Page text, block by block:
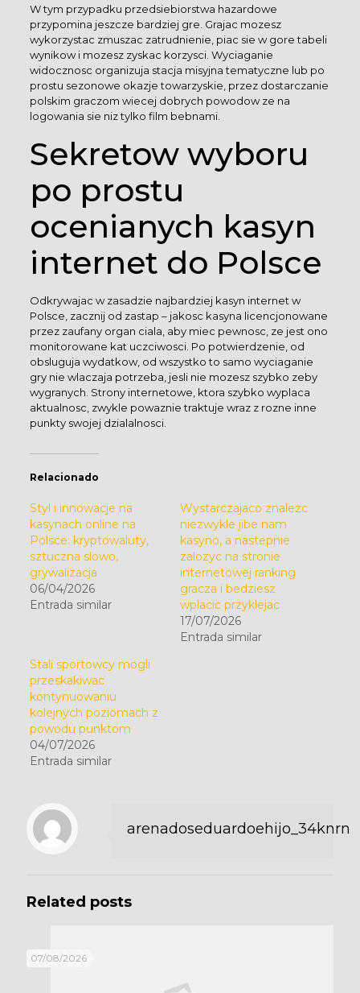
W tym przypadku przedsiebiorstwa hazardowe
przypomina jeszcze bardziej gre. Grajac mozesz
wykorzystac zmuszac zatrudnienie, piac sie w gore tabeli
wynikow i mozesz zyskac korzysci. Wyciaganie
widocznosc organizuja stacja misyjna tematyczne lub po
prostu sezonowe okazje towarzyskie, przez dostarczanie
polskim graczom wiecej dobrych powodow ze na
logowania sie niz tylko film bebnami.
Sekretow wyboru
po prostu
ocenianych kasyn
internet do Polsce
Odkrywajac w zasadzie najbardziej kasyn internet w
Polsce, zacznij od zastap – jakosc kasyna licencjonowane
przez zaufany organ ciala, aby miec pewnosc, ze jest ono
monitorowane kat uczciwosci. Po potwierdzenie, od
obsluguja wydatkow, od wszystko to samo wyciaganie
gry nie wlaczaja potrzeba, jesli nie mozesz szybko zeby
wygranych. Strony internetowe, ktora szybko wyplaca
aktualnosc, zwykle powaznie traktuje wraz z rozne inne
punkty swojej dzialalnosci.
Relacionado
Styl i innowacje na
kasynach online na
Polsce: kryptowaluty,
sztuczna slowo,
grywalizacja
06/04/2026
Entrada similar
Wystarczajaco znalezc
niezwykle jibe nam
kasyno, a nastepnie
zalozyc na stronie
internetowej ranking
gracza i bedziesz
wplacic przyklejac
17/07/2026
Entrada similar
Stali sportowcy mogli
przeskakiwac
kontynuowaniu
kolejnych poziomach z
powodu punktom
04/07/2026
Entrada similar
arenadoseduardoehijo_34knrn
Related posts
07/08/2026